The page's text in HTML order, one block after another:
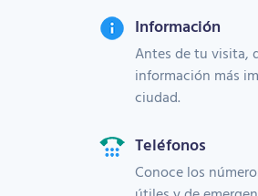
Información
Antes de tu visita,
información más
ciudad.
Teléfonos
Conoce los